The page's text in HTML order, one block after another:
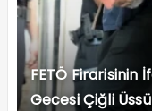
FETÖ Firarisinin
Gecesi Çiğli